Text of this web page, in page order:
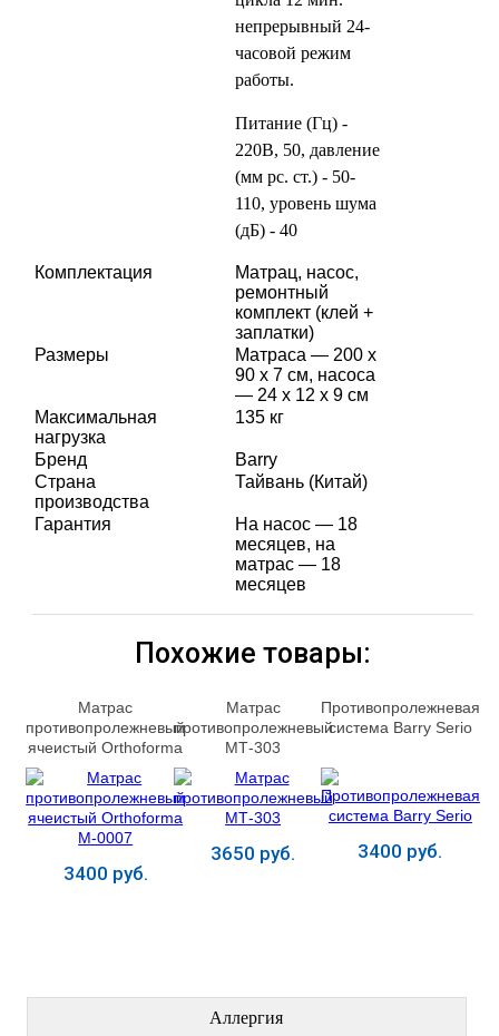
непрерывный 24-
часовой режим
работы.
Питание (Гц) -
220В, 50, давление
(мм рс. ст.) - 50-
110, уровень шума
(дБ) - 40
Комплектация
Матрац, насос,
ремонтный
комплект (клей +
заплатки)
Размеры
Матраса — 200 х
90 х 7 см, насоса
— 24 х 12 х 9 см
Максимальная
нагрузка
135 кг
Бренд
Barry
Страна
производства
Тайвань (Китай)
Гарантия
На насос — 18
месяцев, на
матрас — 18
месяцев
Похожие товары:
Матраc
противопролежневый
ячеистый Orthoforma
3400 руб.
Матрас
противопролежневый
МТ-303
3650 руб.
Противопролежневая
система Barry Serio
3400 руб.
Аллергия